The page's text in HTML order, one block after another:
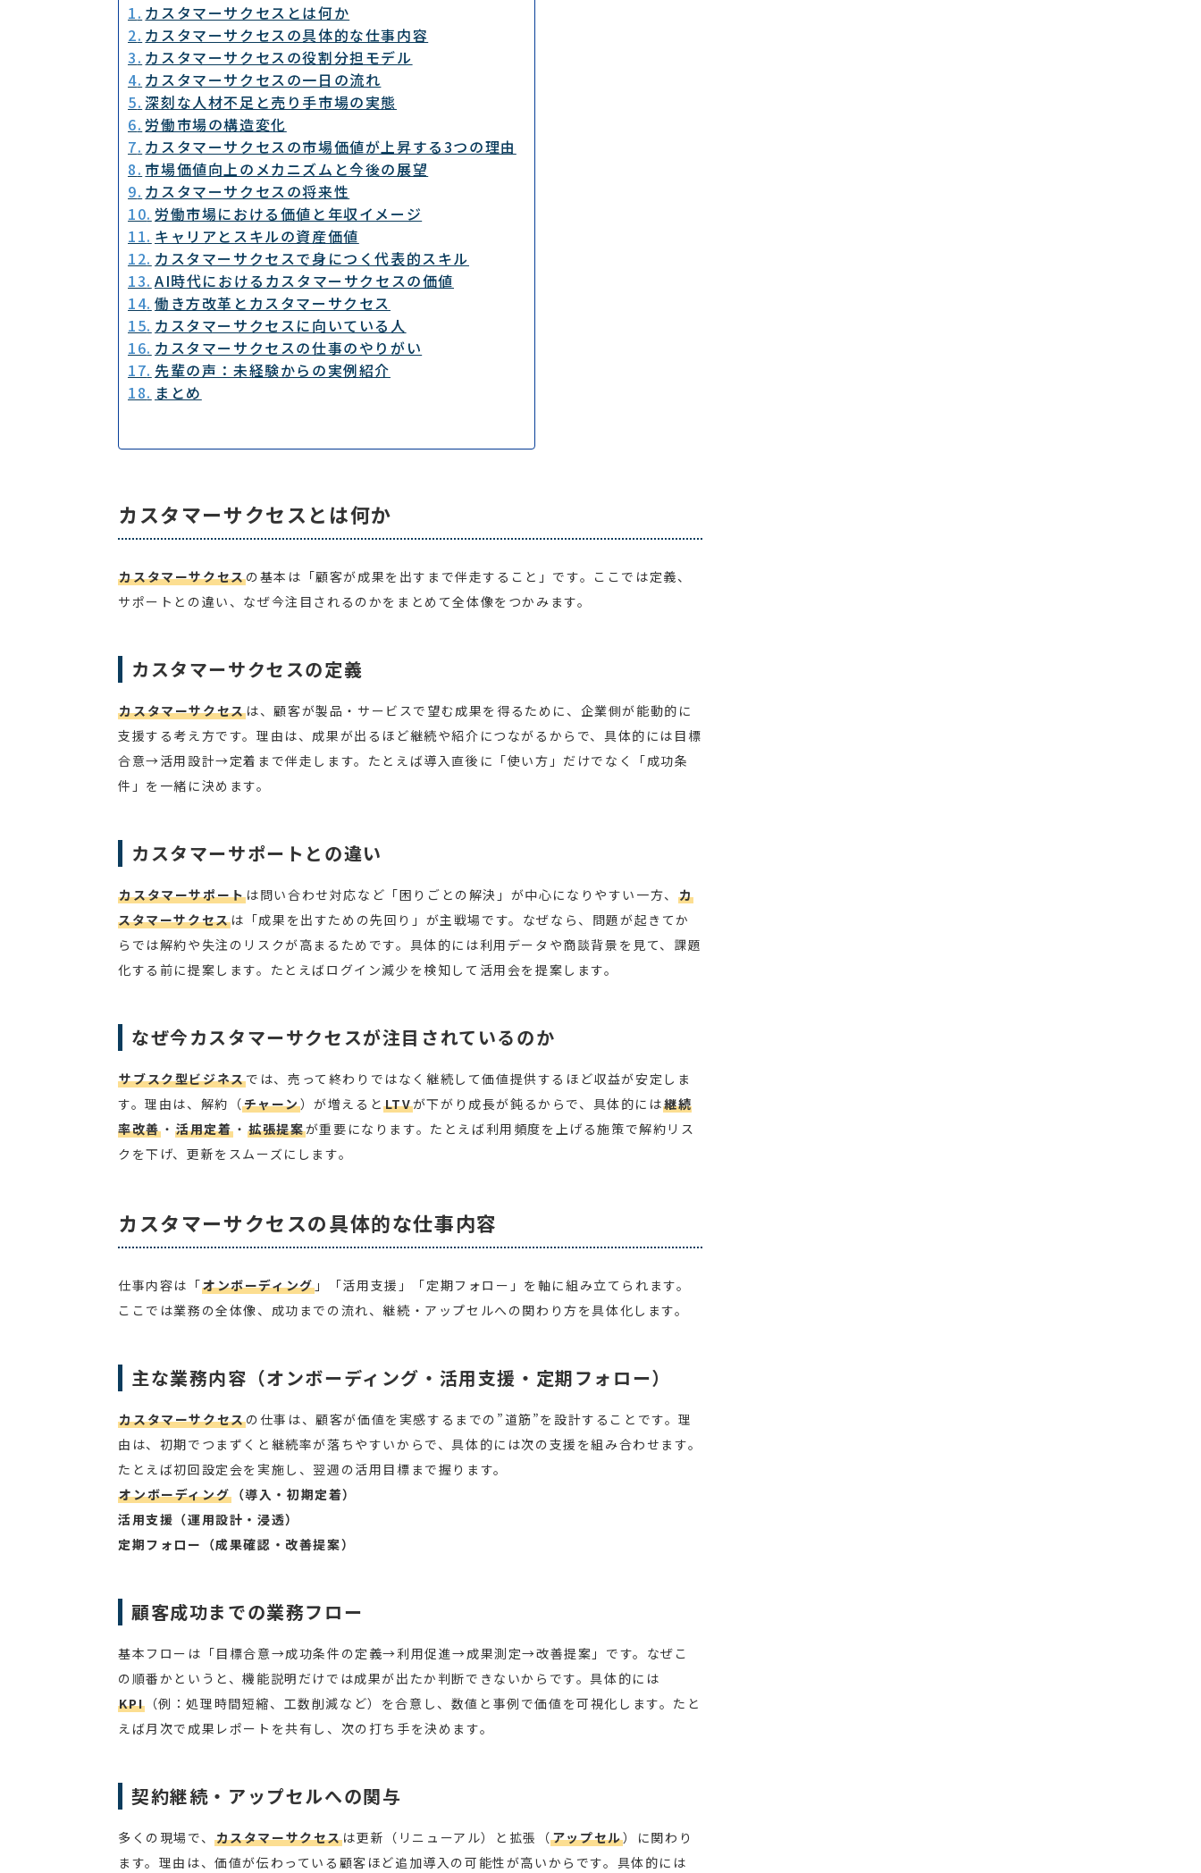
カスタマーサクセスとは何か
カスタマーサクセスの具体的な仕事内容
カスタマーサクセスの役割分担モデル
カスタマーサクセスの一日の流れ
深刻な人材不足と売り手市場の実態
労働市場の構造変化
カスタマーサクセスの市場価値が上昇する3つの理由
市場価値向上のメカニズムと今後の展望
カスタマーサクセスの将来性
労働市場における価値と年収イメージ
キャリアとスキルの資産価値
カスタマーサクセスで身につく代表的スキル
AI時代におけるカスタマーサクセスの価値
働き方改革とカスタマーサクセス
カスタマーサクセスに向いている人
カスタマーサクセスの仕事のやりがい
先輩の声：未経験からの実例紹介
まとめ
カスタマーサクセスとは何か
カスタマーサクセスの基本は「顧客が成果を出すまで伴走すること」です。ここでは定義、
サポートとの違い、なぜ今注目されるのかをまとめて全体像をつかみます。
カスタマーサクセスの定義
カスタマーサクセスは、顧客が製品・サービスで望む成果を得るために、企業側が能動的に
支援する考え方です。理由は、成果が出るほど継続や紹介につながるからで、具体的には目標
合意→活用設計→定着まで伴走します。たとえば導入直後に「使い方」だけでなく「成功条
件」を一緒に決めます。
カスタマーサポートとの違い
カスタマーサポートは問い合わせ対応など「困りごとの解決」が中心になりやすい一方、 カ
スタマーサクセスは「成果を出すための先回り」が主戦場です。なぜなら、問題が起きてか
らでは解約や失注のリスクが高まるためです。具体的には利用データや商談背景を見て、課題
化する前に提案します。たとえばログイン減少を検知して活用会を提案します。
なぜ今カスタマーサクセスが注目されているのか
サブスク型ビジネスでは、売って終わりではなく継続して価値提供するほど収益が安定しま
す。理由は、解約（チャーン）が増えるとLTVが下がり成長が鈍るからで、具体的には継続
率改善 ・ 活用定着 ・ 拡張提案が重要になります。たとえば利用頻度を上げる施策で解約リス
クを下げ、更新をスムーズにします。
カスタマーサクセスの具体的な仕事内容
仕事内容は「オンボーディング 」「活用支援」「定期フォロー」を軸に組み立てられます。
ここでは業務の全体像、成功までの流れ、継続・アップセルへの関わり方を具体化します。
主な業務内容（オンボーディング・活用支援・定期フォロー）
カスタマーサクセスの仕事は、顧客が価値を実感するまでの”道筋”を設計することです。理
由は、初期でつまずくと継続率が落ちやすいからで、具体的には次の支援を組み合わせます。
たとえば初回設定会を実施し、翌週の活用目標まで握ります。
オンボーディング（導入・初期定着）
活用支援（運用設計・浸透）
定期フォロー（成果確認・改善提案）
顧客成功までの業務フロー
基本フローは「目標合意→成功条件の定義→利用促進→成果測定→改善提案」です。なぜこ
の順番かというと、機能説明だけでは成果が出たか判断できないからです。具体的には
KPI（例：処理時間短縮、工数削減など）を合意し、数値と事例で価値を可視化します。たと
えば月次で成果レポートを共有し、次の打ち手を決めます。
契約継続・アップセルへの関与
多くの現場で、カスタマーサクセスは更新（リニューアル）と拡張（アップセル）に関わり
ます。理由は、価値が伝わっている顧客ほど追加導入の可能性が高いからです。具体的には